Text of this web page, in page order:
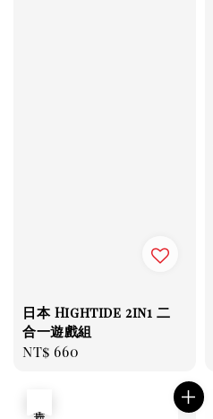
日本 Hightide 2in1 二
合一遊戲組
Regular
NT$ 660